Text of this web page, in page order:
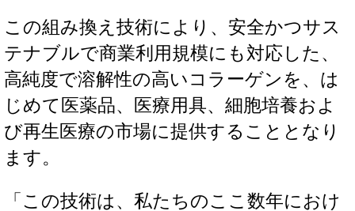
この組み換え技術により、安全かつサス
テナブルで商業利用規模にも対応した、
高純度で溶解性の高いコラーゲンを、は
じめて医薬品、医療用具、細胞培養およ
び再生医療の市場に提供することとなり
ます。
「この技術は、私たちのここ数年におけ